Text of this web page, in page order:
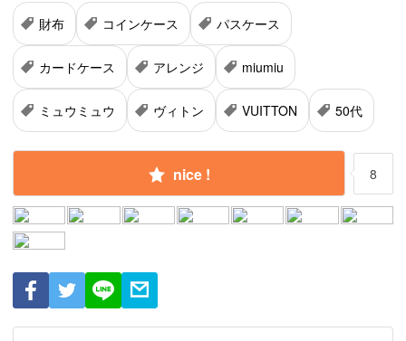
財布 コインケース パスケース
カードケース アレンジ miumiu
ミュウミュウ ヴィトン VUITTON 50代
nice ! 8